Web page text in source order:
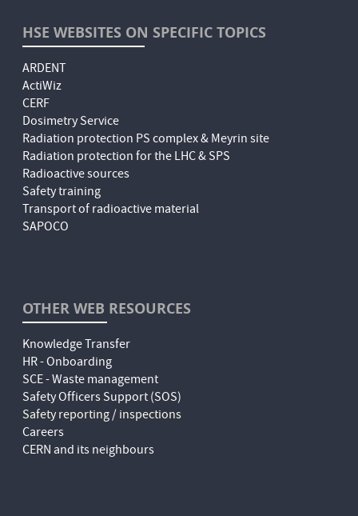
HSE WEBSITES ON SPECIFIC TOPICS
ARDENT
ActiWiz
CERF
Dosimetry Service
Radiation protection PS complex & Meyrin site
Radiation protection for the LHC & SPS
Radioactive sources
Safety training
Transport of radioactive material
SAPOCO
OTHER WEB RESOURCES
Knowledge Transfer
HR - Onboarding
SCE - Waste management
Safety Officers Support (SOS)
Safety reporting / inspections
Careers
CERN and its neighbours